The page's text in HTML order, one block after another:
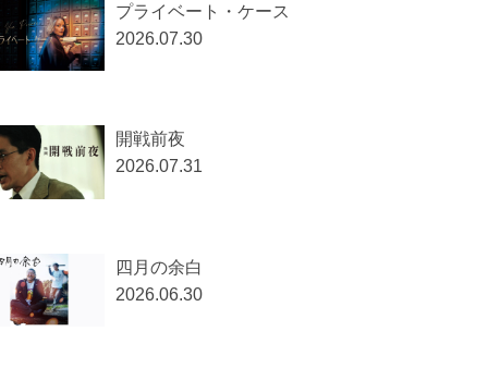
プライベート・ケース
2026.07.30
開戦前夜
2026.07.31
四月の余白
2026.06.30